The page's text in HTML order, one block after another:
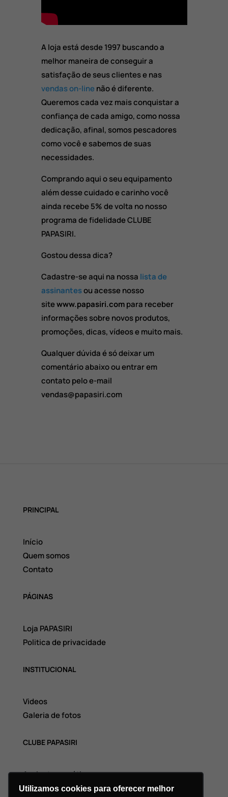
Utilizamos cookies para oferecer melhor
A loja está desde 1997 buscando a
melhor maneira de conseguir a
satisfação de seus clientes e nas
vendas on-linenão é diferente.
Queremos cada vez mais conquistar a
confiança de cada amigo, como nossa
dedicação, afinal, somos pescadores
como você e sabemos de suas
necessidades.
Comprando aqui o seu equipamento
além desse cuidado e carinho você
ainda recebe 5% de volta no nosso
programa de fidelidade CLUBE
PAPASIRI.
Gostou dessa dica?
Cadastre-se aqui na nossa lista de
assinantesou acesse nosso
sitewww.papasiri.compara receber
informações sobre novos produtos,
promoções, dicas, vídeos e muito mais.
Qualquer dúvida é só deixar um
comentário abaixo ou entrar em
contato pelo e-mail
vendas@papasiri.com
PRINCIPAL
Início
Quem somos
Contato
PÁGINAS
Loja PAPASIRI
Politica de privacidade
INSTITUCIONAL
Videos
Galeria de fotos
CLUBE PAPASIRI
Assinatura grátis